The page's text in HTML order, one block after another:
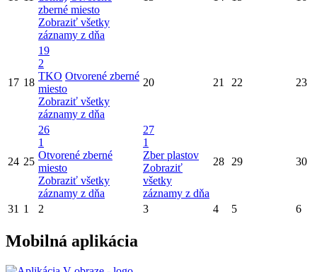
zberné miesto
Zobraziť všetky
záznamy z dňa
17 18
19
2
TKO Otvorené zberné
miesto
Zobraziť všetky
záznamy z dňa
20 21 22 23
24 25
26
1
Otvorené zberné
miesto
Zobraziť všetky
záznamy z dňa
27
1
Zber plastov
Zobraziť
všetky
záznamy z dňa
28 29 30
31 1 2 3 4 5 6
Mobilná aplikácia